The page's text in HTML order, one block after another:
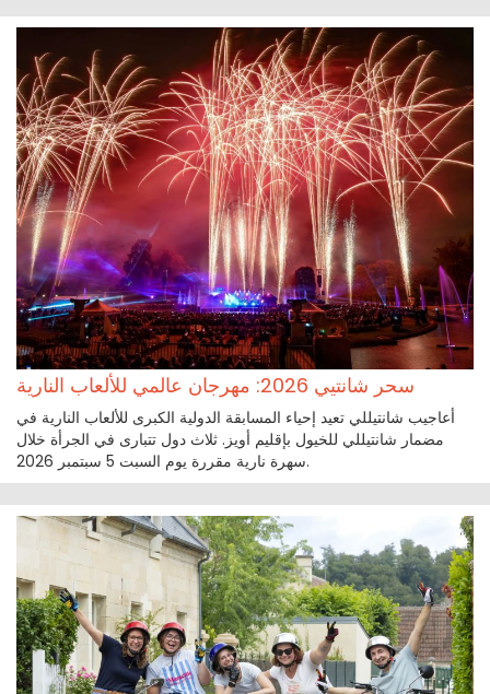
سحر شانتيي 2026: مهرجان عالمي للألعاب النارية
أعاجيب شانتيللي تعيد إحياء المسابقة الدولية الكبرى للألعاب النارية في
مضمار شانتيللي للخيول بإقليم أويز. ثلاث دول تتبارى في الجرأة خلال
سهرة نارية مقررة يوم السبت 5 سبتمبر 2026.